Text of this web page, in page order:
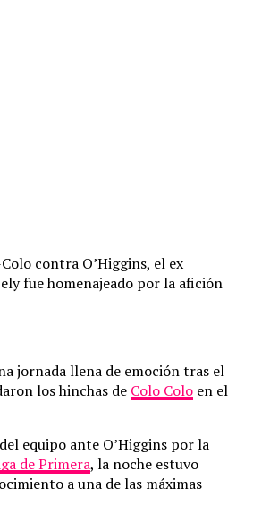
contra O’Higgins, el ex
fue homenajeado por la afición
jornada llena de emoción tras el
los hinchas de Colo Colo en el
equipo ante O’Higgins por la
de Primera, la noche estuvo
a una de las máximas